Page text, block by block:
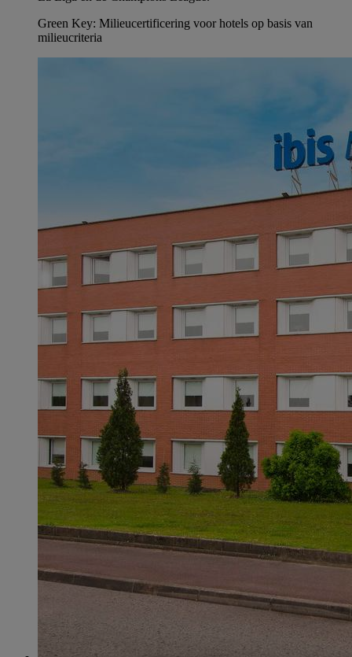
Green Key: Milieucertificering voor hotels op basis van
milieucriteria